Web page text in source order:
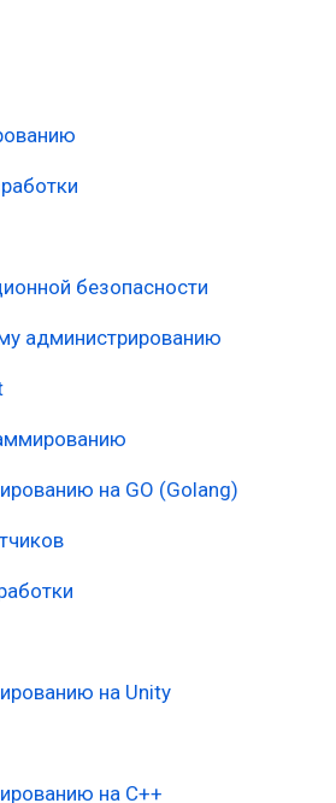
безопасности
администрированию
на GO (Golang)
на Unity
на C++